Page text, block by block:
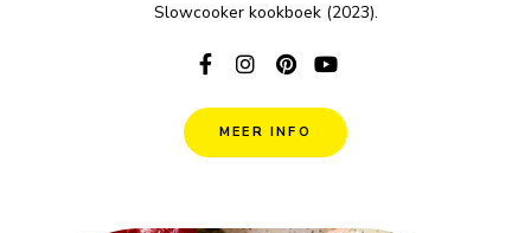
Slowcooker kookboek (2023).
MEER INFO